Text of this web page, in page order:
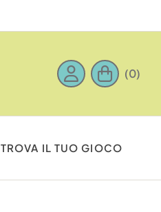
(0)
TROVA IL TUO GIOCO